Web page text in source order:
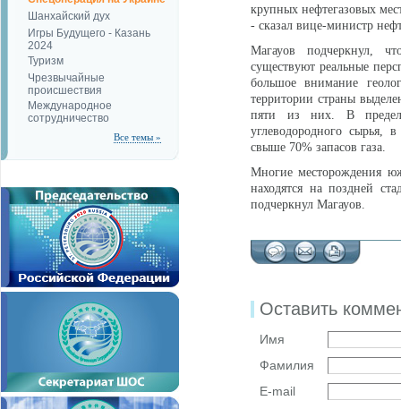
Шанхайский дух
Игры Будущего - Казань
2024
Туризм
Чрезвычайные
происшествия
Международное
сотрудничество
Все темы »
крупных нефтегазовых
- сказал вице-министр
Магауов подчеркнул,
существуют реальные
большое внимание
территории страны
пяти из них. В
углеводородного сырья,
свыше 70% запасов газа.
Многие месторождения
находятся на поздней
подчеркнул Магауов.
Оставить
Имя
Фамилия
E-mail